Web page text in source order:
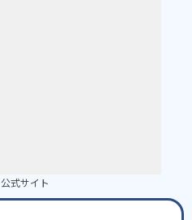
公式サイト